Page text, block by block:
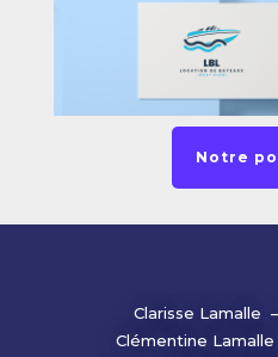
Notre
Clarisse Lamalle
Clémentine